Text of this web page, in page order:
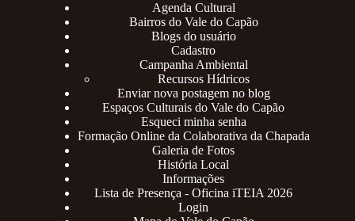
Agenda Cultural
Bairros do Vale do Capão
Blogs do usuário
Cadastro
Campanha Ambiental
Recursos Hídricos
Enviar nova postagem no blog
Espaços Culturais do Vale do Capão
Esqueci minha senha
Formação Online da Colaborativa da Chapada
Galeria de Fotos
História Local
Informações
Lista de Presença - Oficina iTEIA 2026
Login